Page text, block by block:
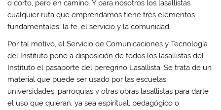
o corto, pero en camino. Y para nosotros los lasallistas
cualquier ruta que emprendamos tiene tres elementos
fundamentales: la fe, el servicio y la comunidad.
Por tal motivo, el Servicio de Comunicaciones y Tecnología
del Instituto pone a disposición de todos los lasallistas del
Instituto el pasaporte del peregrino Lasallista. Se trata de un
material que puede ser usado por las escuelas,
universidades, parroquias y otras obras lasallistas para darle
el uso que quieran, ya sea espiritual, pedagógico o